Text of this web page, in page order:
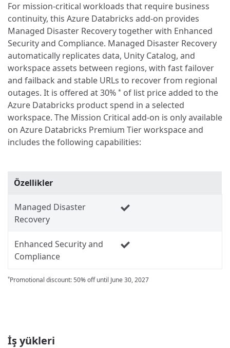
For mission-critical workloads that require business
continuity, this Azure Databricks add-on provides
Managed Disaster Recovery together with Enhanced
Security and Compliance. Managed Disaster Recovery
automatically replicates data, Unity Catalog, and
workspace assets between regions, with fast failover
and failback and stable URLs to recover from regional
outages. It is offered at 30% * of list price added to the
Azure Databricks product spend in a selected
workspace. The Mission Critical add-on is only available
on Azure Databricks Premium Tier workspace and
includes the following capabilities:
Özellikler
Managed Disaster
Recovery
Enhanced Security and
Compliance
*Promotional discount: 50% off until June 30, 2027
İş yükleri